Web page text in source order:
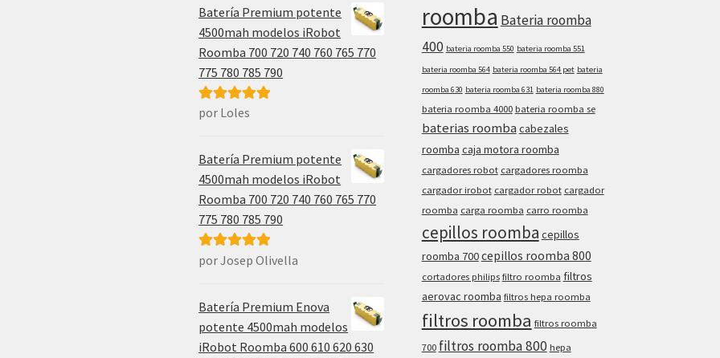
Batería Premium potente
4500mah modelos iRobot
Roomba 700 720 740 760 765 770
775 780 785 790
Valorado con
por Loles
Batería Premium potente
4500mah modelos iRobot
Roomba 700 720 740 760 765 770
775 780 785 790
Valorado con
por Josep Olivella
Batería Premium Enova
potente 4500mah modelos
iRobot Roomba 600 610 620 630
roomba Bateria roomba
400 bateria roomba 550 bateria roomba 551
bateria roomba 564 bateria roomba 564 pet bateria
roomba 630 bateria roomba 631 bateria roomba 880
bateria roomba 4000 bateria roomba se
baterias roomba cabezales
roomba caja motora roomba
cargadores robot cargadores roomba
cargador irobot cargador robot cargador
roomba carga roomba carro roomba
cepillos roomba cepillos
roomba 700cepillos roomba 800
cortadores philips filtro roomba filtros
aerovac roomba filtros hepa roomba
filtros roomba filtros roomba
700 filtros roomba 800 hepa